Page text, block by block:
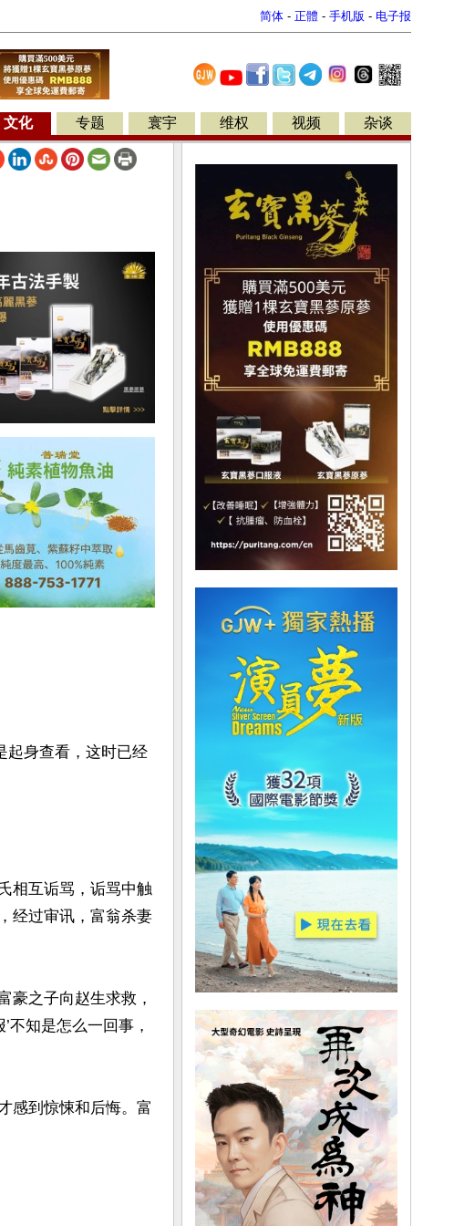
简体 - 正體 - 手机版 - 电子报
文化 专题 寰宇 维权 视频 杂谈
起身查看，这时已经
相互诟骂，诟骂中触
经过审讯，富翁杀妻
豪之子向赵生求救，
不知是怎么一回事，
感到惊悚和后悔。富